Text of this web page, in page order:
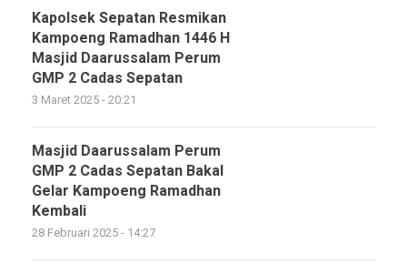
Kapolsek Sepatan Resmikan
Kampoeng Ramadhan 1446 H
Masjid Daarussalam Perum
GMP 2 Cadas Sepatan
3 Maret 2025 - 20:21
Masjid Daarussalam Perum
GMP 2 Cadas Sepatan Bakal
Gelar Kampoeng Ramadhan
Kembali
28 Februari 2025 - 14:27